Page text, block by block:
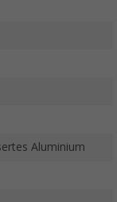
Aluminium